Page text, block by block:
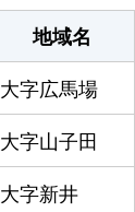
地域名
大字広馬場
大字山子田
大字新井